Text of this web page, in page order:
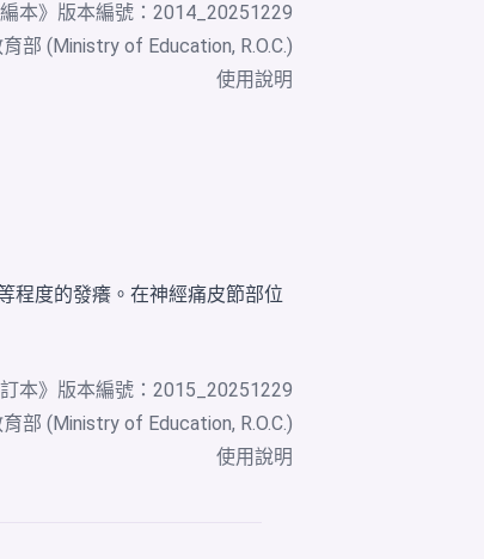
本》版本編號：2014_20251229
部 (Ministry of Education, R.O.C.)
使用說明
程度的發癢。在神經痛皮節部位
本》版本編號：2015_20251229
部 (Ministry of Education, R.O.C.)
使用說明